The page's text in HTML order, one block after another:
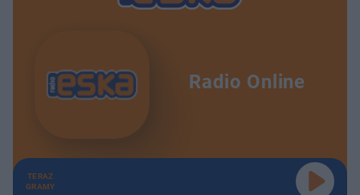
Radio Online
TERAZ
GRAMY